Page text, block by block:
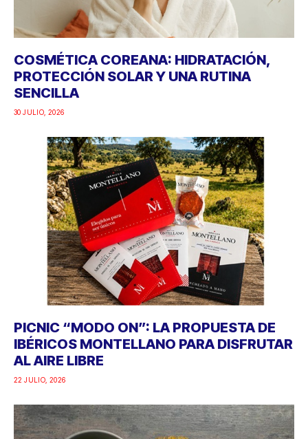
COSMÉTICA COREANA: HIDRATACIÓN,
PROTECCIÓN SOLAR Y UNA RUTINA
SENCILLA
30 JULIO, 2026
PICNIC “MODO ON”: LA PROPUESTA DE
IBÉRICOS MONTELLANO PARA DISFRUTAR
AL AIRE LIBRE
22 JULIO, 2026